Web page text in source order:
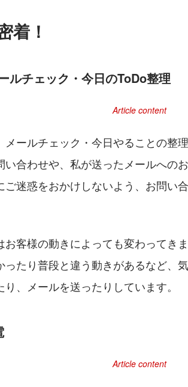
着！
ルチェック・今日のToDo整理
ールチェック・今日やることの整
い合わせや、私が送ったメールへの
ご迷惑をおかけしないよう、お問い
お客様の動きによっても変わってき
ったり普段と違う動きがあるなど、
、メールを送ったりしています。